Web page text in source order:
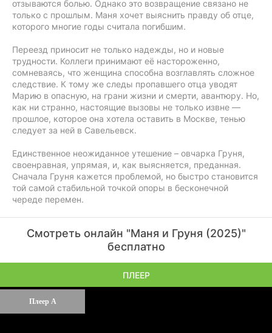
отзываются болью. Однако это возвращение связано не
только с прошлым. Маня хочет выяснить правду об отце,
которого многие годы считала погибшим.
Переезд приносит не только надежды, но и новые
трудности. Коллеги принимают её настороженно,
сомневаясь, что женщина способна возглавлять сложное
следствие. К тому же следы пропавшего отца уводят
Марию в опасную, на грани жизни и смерти, авантюру. Но,
как ни странно, настоящие вызовы не только извне —
прошлое, которое она хотела оставить в Москве, тенью
следует за ней в Савельевск.
Единственное неожиданное утешение – овчарка Груня,
своенравная, упрямая, и, как выясняется, преданная.
Сначала Груня кажется проблемой, но быстро становится
той самой стабильной точкой опоры в бесконечной
череде перемен.
Смотреть онлайн "Маня и Груня (2025)"
бесплатно
ПЛЕЕР
Плеер А